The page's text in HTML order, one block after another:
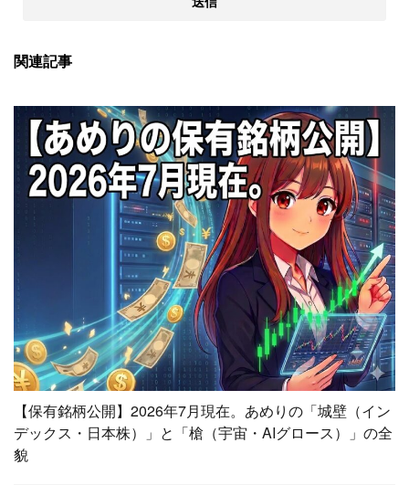
関連記事
【保有銘柄公開】2026年7月現在。あめりの「城壁（イン
デックス・日本株）」と「槍（宇宙・AIグロース）」の全
貌